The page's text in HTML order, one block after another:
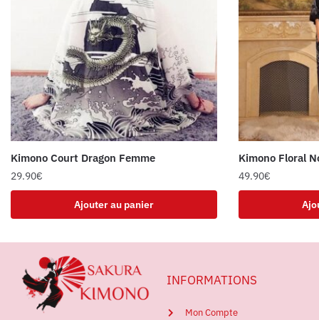
Kimono Court Dragon Femme
29.90€
Ajouter au panier
Kimono Floral
49.90€
INFORMATIONS
Mon Compte